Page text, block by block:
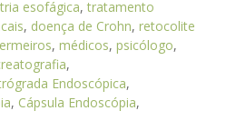
esofágica,tratamento
, doença de Crohn, retocolite
, médicos, psicólogo,
,
Endoscópica,
, Cápsula Endoscópia,